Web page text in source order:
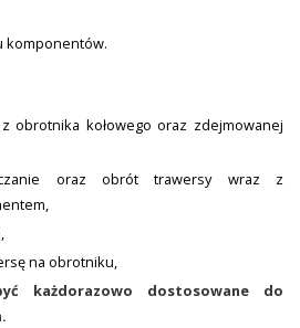
komponentów.
obrotnika kołowego oraz zdejmowanej
oraz obrót trawersy wraz z
na obrotniku,
każdorazowo dostosowane do